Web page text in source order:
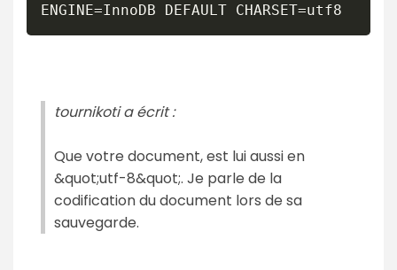
ENGINE=InnoDB DEFAULT CHARSET=utf8
tournikoti a écrit :
Que votre document, est lui aussi en
&quot;utf-8&quot;. Je parle de la
codification du document lors de sa
sauvegarde.